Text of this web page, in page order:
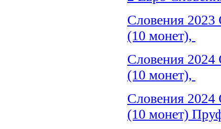
Словения
(10 монет),
Словения
(10 монет),
Словения
(10 монет)